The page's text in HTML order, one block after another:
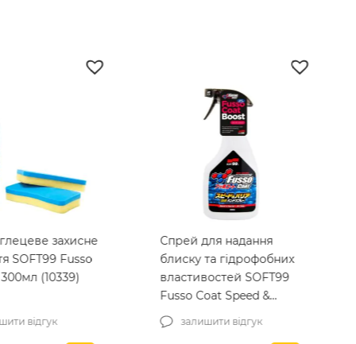
захисне
SOFT99 Fusso
(10339)
відгук
Спрей для надання
блиску та гідрофобних
властивостей SOFT99
Fusso Coat Speed &
Barrier Hand Spray
400мл (10291)
залишити відгук